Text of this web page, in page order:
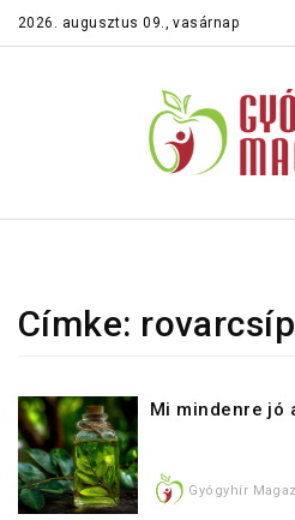
2026. augusztus 09., vasárnap
Címke:
Mi mindenre jó
Gyógyhír